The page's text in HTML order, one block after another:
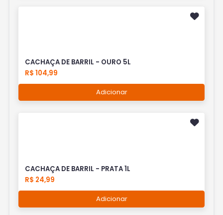
CACHAÇA DE BARRIL - OURO 5L
R$ 104,99
Adicionar
CACHAÇA DE BARRIL - PRATA 1L
R$ 24,99
Adicionar